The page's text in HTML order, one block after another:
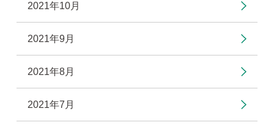
2021年10月
2021年9月
2021年8月
2021年7月